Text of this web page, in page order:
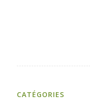
CATÉGORIES